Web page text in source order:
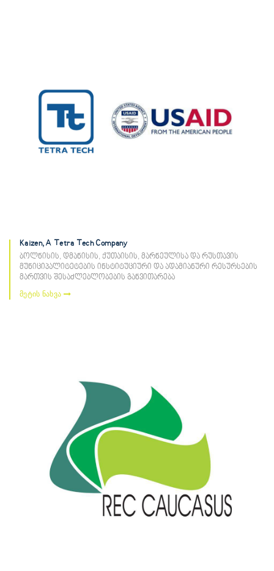
Kaizen, A Tetra Tech Company
ბოლნისის, დმანისის, ქუთაისის, მარნეულისა და რუსთავის
მუნიციპალიტეტების ინსტიტუციური და ადამიანური რესურსების
მართვის შესაძლებლობების განვითარება
მეტის ნახვა